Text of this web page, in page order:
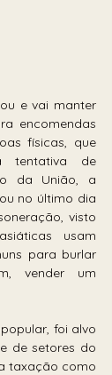
e vai manter
encomendas
físicas, que
tentativa de
da União, a
no último dia
visto
usam
para burlar
vender um
foi alvo
de setores do
taxação como